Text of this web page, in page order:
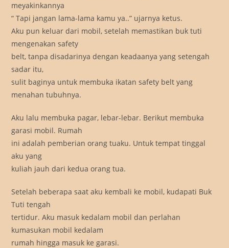
meyakinkannya
“ Tapi jangan lama-lama kamu ya..” ujarnya ketus.
Aku pun keluar dari mobil, setelah memastikan buk tuti
mengenakan safety
belt, tanpa disadarinya dengan keadaanya yang setengah
sadar itu,
sulit baginya untuk membuka ikatan safety belt yang
menahan tubuhnya.
Aku lalu membuka pagar, lebar-lebar. Berikut membuka
garasi mobil. Rumah
ini adalah pemberian orang tuaku. Untuk tempat tinggal
aku yang
kuliah jauh dari kedua orang tua.
Setelah beberapa saat aku kembali ke mobil, kudapati Buk
Tuti tengah
tertidur. Aku masuk kedalam mobil dan perlahan
kumasukan mobil kedalam
rumah hingga masuk ke garasi.